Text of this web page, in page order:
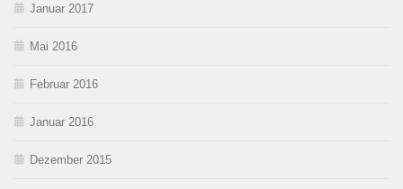
Januar 2017
Mai 2016
Februar 2016
Januar 2016
Dezember 2015